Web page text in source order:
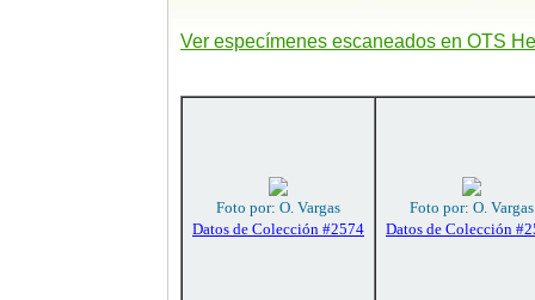
Ver especímenes escaneados en OTS
Foto por: O. Vargas
Datos de Colección #2574
Foto por: O. Vargas
Datos de Colección